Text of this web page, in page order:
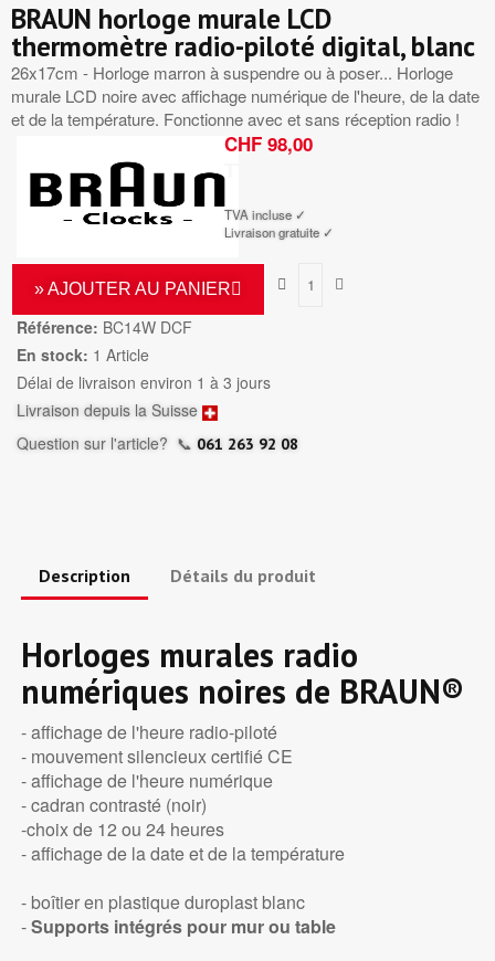
BRAUN horloge murale LCD
thermomètre radio-piloté digital, blanc
26x17cm - Horloge marron à suspendre ou à poser... Horloge
murale LCD noire avec affichage numérique de l'heure, de la date
et de la température. Fonctionne avec et sans réception radio !
CHF 98,00
TTC
TVA incluse ✓
Livraison gratuite ✓
» AJOUTER AU PANIER
Référence: BC14W DCF
En stock: 1 Article
Délai de livraison environ 1 à 3 jours
Livraison depuis la Suisse
Question sur l'article? 📞 061 263 92 08
Description Détails du produit
Horloges murales radio
numériques noires de BRAUN®
- affichage de l'heure radio-piloté
- mouvement silencieux certifié CE
- affichage de l'heure numérique
- cadran contrasté (noir)
-choix de 12 ou 24 heures
- affichage de la date et de la température
- boîtier en plastique duroplast blanc
-Supports intégrés pour mur ou table